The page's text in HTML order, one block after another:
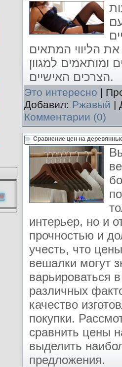
הליווי המתאים
ומותאמים למגוון
הצרכים האישיים.
Это интересно |
Добавил: Ржавый |
Комментарии (0)
Сравнение цен на
интерьер, но и
прочностью и
учесть, что
вешалки могут
варьироваться
различных
качество
покупки.
сравнить цены
выделить
предложения.